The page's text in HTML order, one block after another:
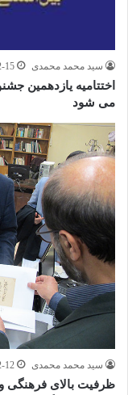
سید محمد محمدی 15
اختتامیه یازدهمین
می شود
سید محمد محمدی 12
ظرفیت بالای فرهنگی